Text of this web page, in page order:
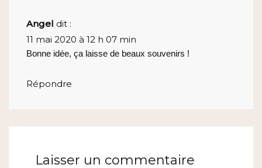
Angel dit :
11 mai 2020 à 12 h 07 min
Bonne idée, ça laisse de beaux souvenirs !
Répondre
Laisser un commentaire